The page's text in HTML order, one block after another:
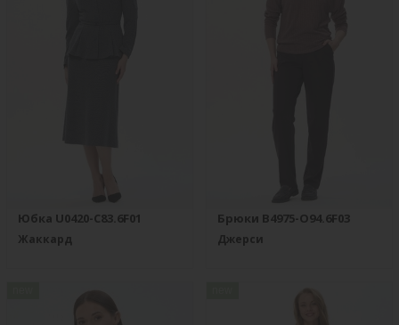
Юбка U0420-C83.6F01
Жаккард
Брюки B4975-O94.6F03
Джерси